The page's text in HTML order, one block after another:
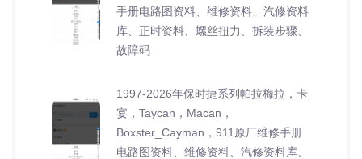
手册电路图资料、维修资料、汽修资料
库、正时资料、螺丝扭力、拆装步骤、
故障码
1997-2026年保时捷系列帕拉梅拉，卡
宴，Taycan，Macan，
Boxster_Cayman，911原厂维修手册
电路图资料、维修资料、汽修资料库、